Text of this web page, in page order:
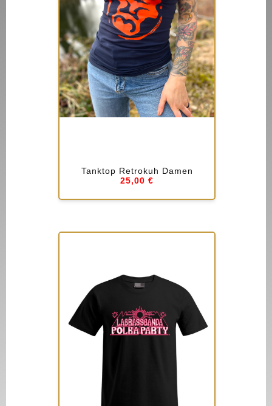
Tanktop Retrokuh Damen
25,00 €